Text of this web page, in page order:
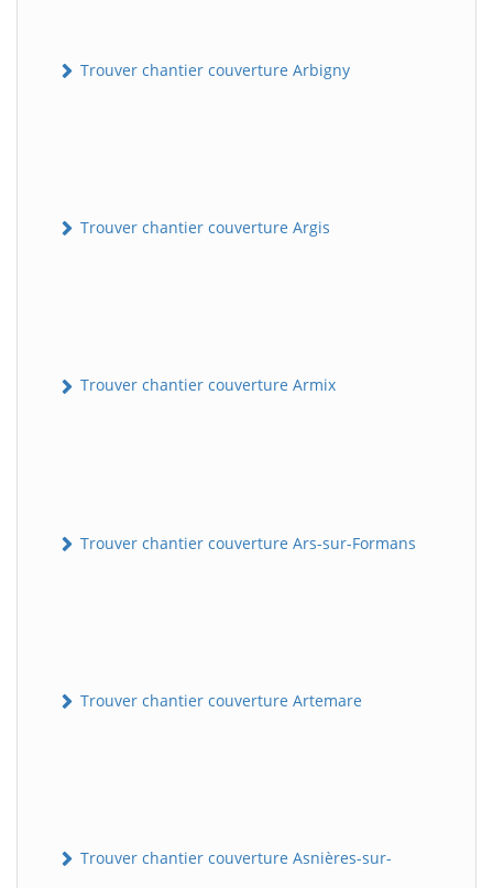
Trouver chantier couverture Arbigny
Trouver chantier couverture Argis
Trouver chantier couverture Armix
Trouver chantier couverture Ars-sur-Formans
Trouver chantier couverture Artemare
Trouver chantier couverture Asnières-sur-